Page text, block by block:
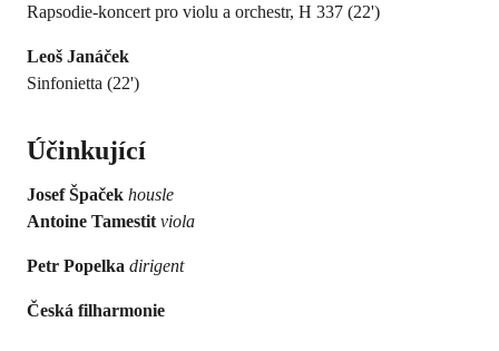
Rapsodie-koncert pro violu a orchestr, H 337 (22')
Leoš Janáček
Sinfonietta (22')
Účinkující
Josef Špaček housle
Antoine Tamestit viola
Petr Popelka dirigent
Česká filharmonie